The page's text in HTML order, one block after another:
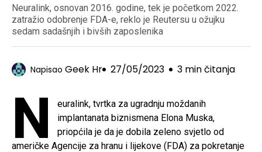
Neuralink, osnovan 2016. godine, tek je početkom 2022.
zatražio odobrenje FDA-e, reklo je Reutersu u ožujku
sedam sadašnjih i bivših zaposlenika
Napisao Geek Hr 27/05/2023 3 min čitanja
N
euralink, tvrtka za ugradnju moždanih
implantanata biznismena Elona Muska,
priopćila je da je dobila zeleno svjetlo od
američke Agencije za hranu i lijekove (FDA) za pokretanje